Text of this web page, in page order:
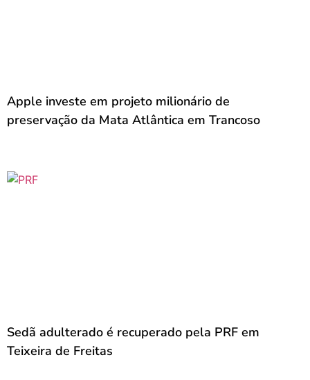
Apple investe em projeto milionário de
preservação da Mata Atlântica em Trancoso
Sedã adulterado é recuperado pela PRF em
Teixeira de Freitas